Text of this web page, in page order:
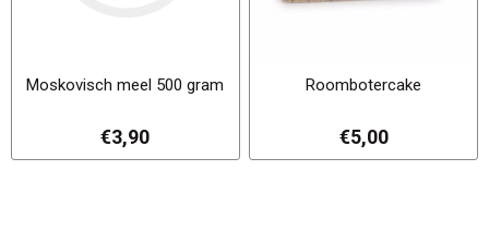
Moskovisch meel 500 gram
€3,90
Roombotercake
€5,00